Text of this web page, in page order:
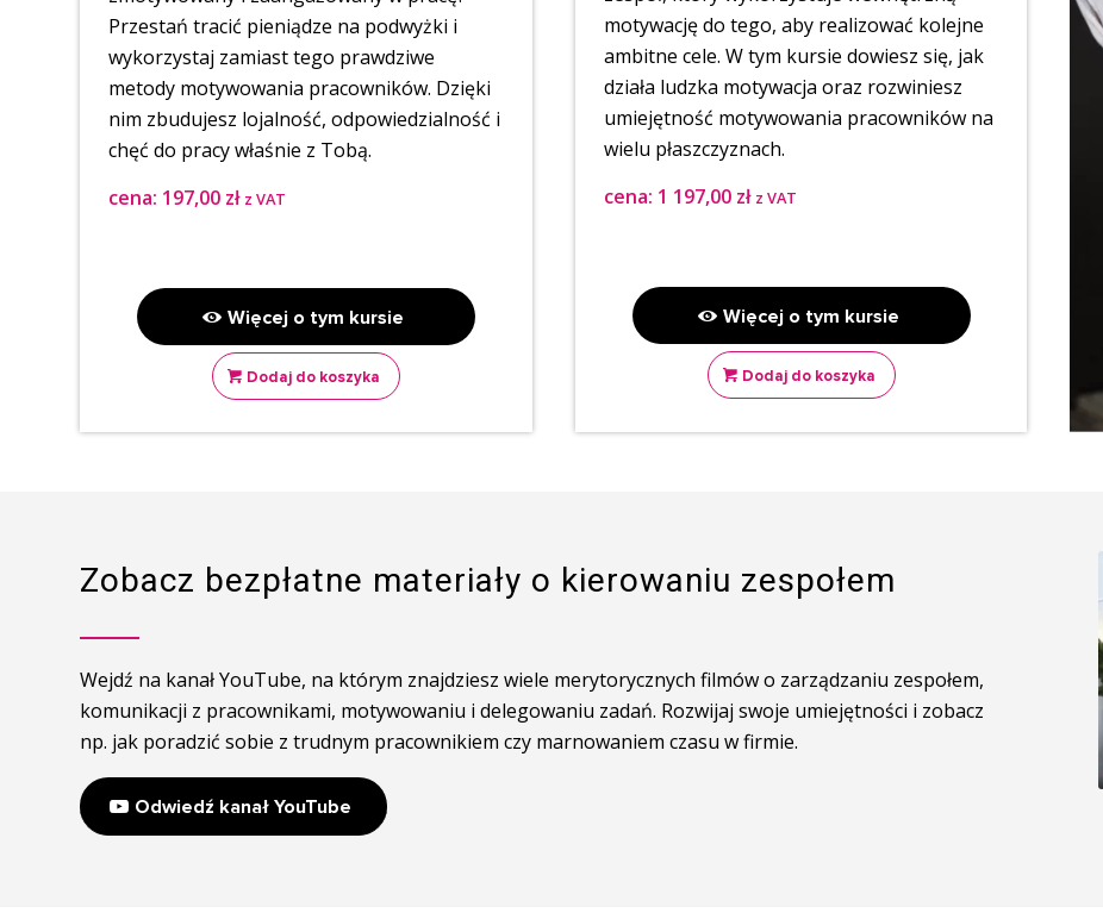
Przestań tracić pieniądze na podwyżki i
wykorzystaj zamiast tego prawdziwe
metody motywowania pracowników. Dzięki
nim zbudujesz lojalność, odpowiedzialność i
chęć do pracy właśnie z Tobą.
cena: 197,00 zł z VAT
Więcej o tym kursie
Dodaj do koszyka
motywację do tego, aby realizować kolejne
ambitne cele. W tym kursie dowiesz się, jak
działa ludzka motywacja oraz rozwiniesz
umiejętność motywowania pracowników na
wielu płaszczyznach.
cena: 1 197,00 zł z VAT
Więcej o tym kursie
Dodaj do koszyka
Zobacz bezpłatne materiały o kierowaniu zespołem
Wejdź na kanał YouTube, na którym znajdziesz wiele merytorycznych filmów o zarządzaniu zespołem,
komunikacji z pracownikami, motywowaniu i delegowaniu zadań. Rozwijaj swoje umiejętności i zobacz
np. jak poradzić sobie z trudnym pracownikiem czy marnowaniem czasu w firmie.
Odwiedź kanał YouTube